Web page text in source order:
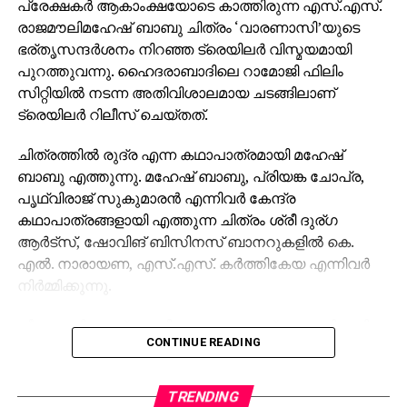
ഭര്തൃസന്ദര്‍ശനം നിറഞ്ഞ ട്രെയിലര്‍ വിസ്മയമായി
പുറത്തുവന്നു. ഹൈദരാബാദിലെ റാമോജി ഫിലിം
സിറ്റിയില്‍ നടന്ന അതിവിശാലമായ ചടങ്ങിലാണ്
ട്രെയിലര്‍ റിലീസ് ചെയ്തത്.
ബാബു എത്തുന്നു. മഹേഷ് ബാബു, പ്രിയങ്ക ചോപ്ര,
പൃഥ്വിരാജ് സുകുമാരന്‍ എന്നിവര്‍ കേന്ദ്ര
കഥാപാത്രങ്ങളായി എത്തുന്ന ചിത്രം ശ്രീ ദുര്ഗ
ആര്‍ട്‌സ്, ഷോവിങ് ബിസിനസ് ബാനറുകളില്‍ കെ.
എല്‍. നാരായണ, എസ്.എസ്. കര്‍ത്തികേയ എന്നിവര്‍
നിര്‍മ്മിക്കുന്നു.
മണിക്കൂറുകള്‍ക്കുള്ളില്‍ തന്നെ 5 മില്യണിലധികം
കാഴ്ചകളുമായി ട്രെയിലര്‍ ലോകവ്യാപകമായി
വലുപ്പത്തിലുള്ള പ്രത്യേക സ്‌ക്രീനില്‍ പ്രേക്ഷകര്‍ക്ക്
2 days ago